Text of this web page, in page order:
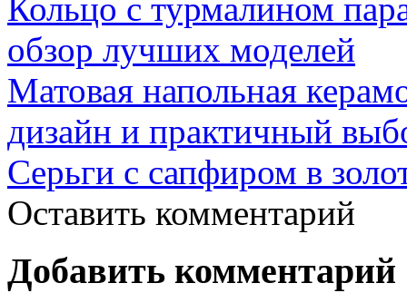
Кольцо с турмалином
обзор лучших моделей
Матовая напольная
дизайн и практичный
Серьги с сапфиром в
Оставить комментарий
Добавить комментарий